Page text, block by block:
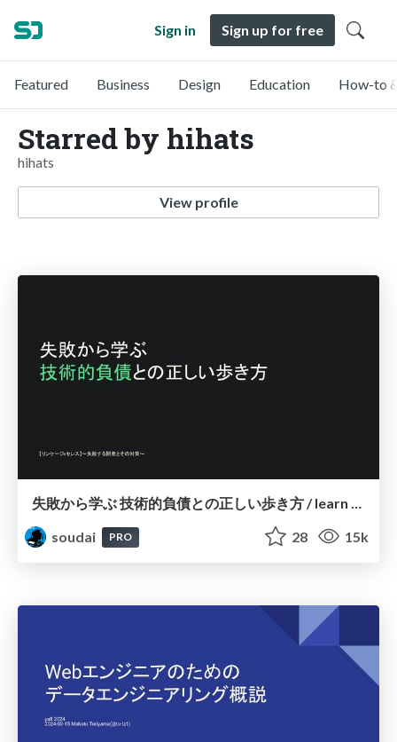
Sign in Sign up for free
Featured Business Design Education How-to
Starred by hihats
hihats
View profile
soudai
PRO 28 15k